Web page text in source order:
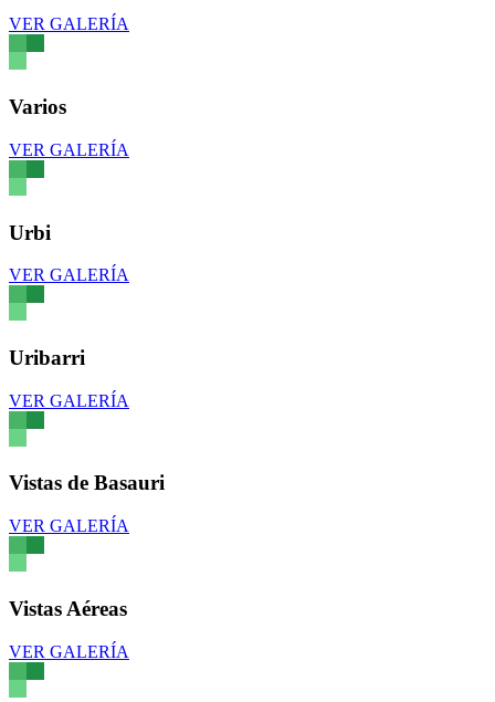
VER GALERÍA
Varios
VER GALERÍA
Urbi
VER GALERÍA
Uribarri
VER GALERÍA
Vistas de Basauri
VER GALERÍA
Vistas Aéreas
VER GALERÍA